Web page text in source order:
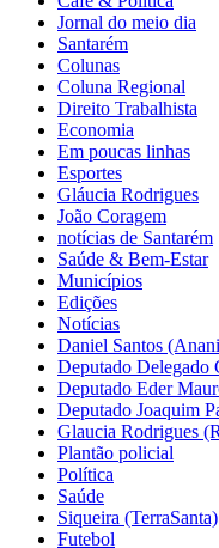
Jornal do meio dia
Santarém
Colunas
Coluna Regional
Direito Trabalhista
Economia
Em poucas linhas
Esportes
Gláucia Rodrigues
João Coragem
notícias de Santarém
Saúde & Bem-Estar
Municípios
Edições
Notícias
Daniel Santos
Deputado Delegado
Deputado Eder
Deputado Joaquim
Glaucia Rodrigues
Plantão policial
Política
Saúde
Siqueira (TerraSanta)
Futebol